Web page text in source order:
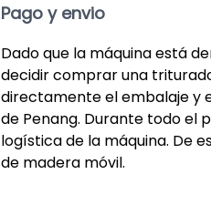
Pago y envio
Dado que la máquina está
decidir comprar una
directamente el embalaje y
de Penang. Durante todo el
logística de la máquina. De
de madera móvil.